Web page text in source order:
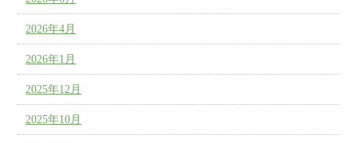
2026年4月
2026年1月
2025年12月
2025年10月